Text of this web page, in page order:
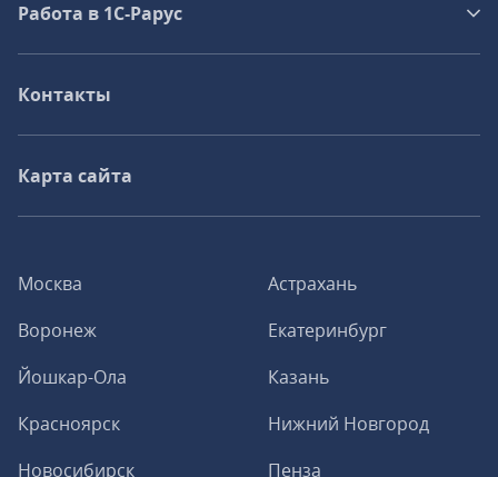
Москва
Астрахань
Воронеж
Екатеринбург
Йошкар-Ола
Казань
Красноярск
Нижний Новгород
Новосибирск
Пенза
Работа в 1С‑Рарус
Контакты
Карта сайта